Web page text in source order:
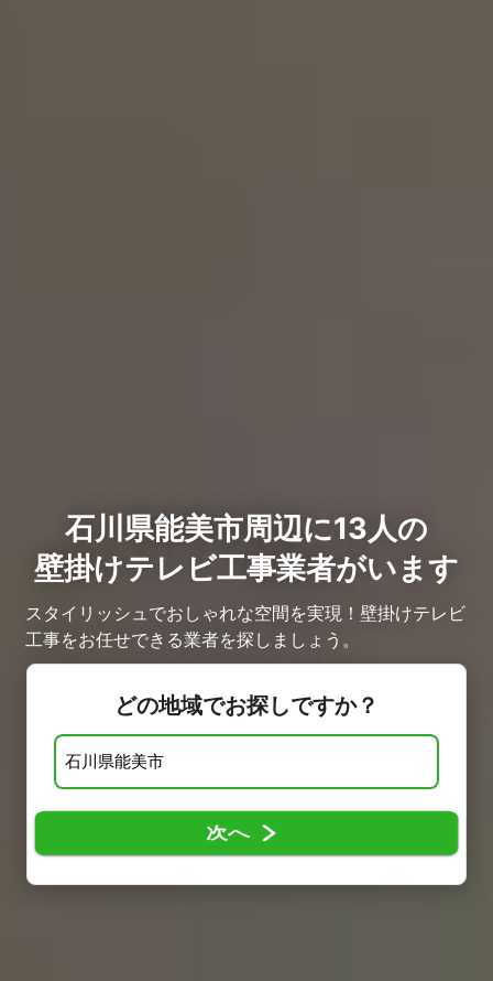
石川県能美市周辺に13人の
壁掛けテレビ工事業者がいます
スタイリッシュでおしゃれな空間を実現！壁掛けテレビ
工事をお任せできる業者を探しましょう。
どの地域でお探しですか？
次へ